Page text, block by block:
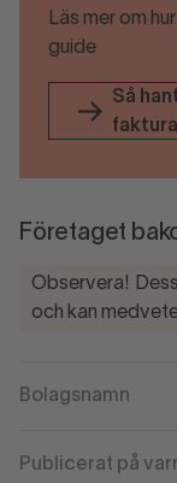
Läs mer om
guide
Så
faktura
Företaget
Observera!
och kan
Bolagsnamn
Publicerat på